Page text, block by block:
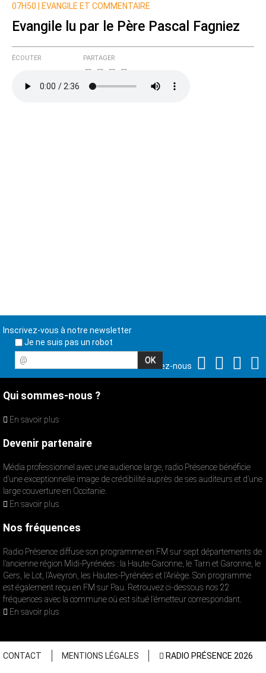
07H50 |
EVANGILE ET COMMENTAIRE
Evangile lu par le Père Pascal Fagniez
ÉCOUTER PARTAGER
Inscrivez-vous à notre newsletter
Je ne suis pas un robot
@
Suivez-nous
Qui sommes-nous ?
En savoir plus
Devenir partenaire
Média professionnel avec une audience large, radio Présence bénéficie
d’une exceptionnelle image de crédibilité auprès de ses auditeurs et d’une
large couverture en Occitanie.
En savoir plus
Nos fréquences
Radio Présence diffuse son programme en FM sur sept départements de
l’ancienne région Midi-Pyrénées : la Haute-Garonne, le Tarn et Garonne, le
Gers, le Lot, l’Aveyron, les Hautes-Pyrénées et l’Ariège. Son programme
est également reçu en FM sur Pau. Retrouvez ci-dessous nos 22
fréquences avec la commune où est situé l’émetteur correspondant.
En savoir plus
CONTACT MENTIONS LÉGALES RADIO PRÉSENCE 2026